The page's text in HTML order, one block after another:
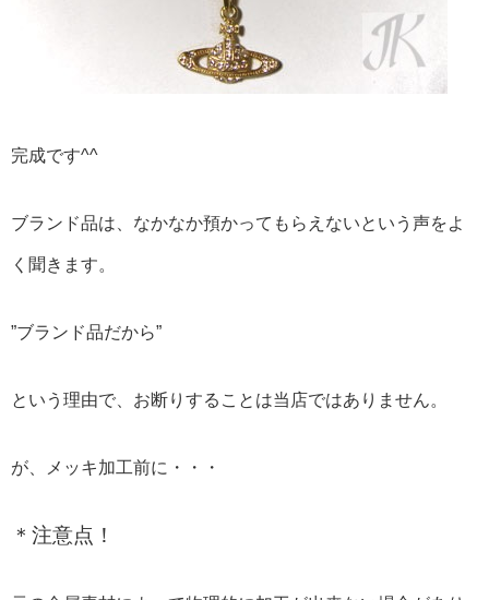
完成です^^
ブランド品は、なかなか預かってもらえないという声をよ
く聞きます。
”ブランド品だから”
という理由で、お断りすることは当店ではありません。
が、メッキ加工前に・・・
＊注意点！